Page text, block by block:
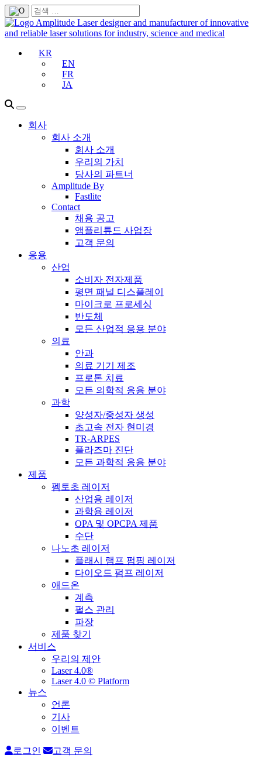
KR
EN
FR
JA
회사
회사 소개
회사 소개
우리의 가치
당사의 파트너
Amplitude By
Fastlite
Contact
채용 공고
앰플리튜드 사업장
고객 문의
응용
산업
소비자 전자제품
평면 패널 디스플레이
마이크로 프로세싱
반도체
모든 산업적 응용 분야
의료
안과
의료 기기 제조
프로톤 치료
모든 의학적 응용 분야
과학
양성자/중성자 생성
초고속 전자 현미경
TR-ARPES
플라즈마 진단
모든 과학적 응용 분야
제품
펨토초 레이저
산업용 레이저
과학용 레이저
OPA 및 OPCPA 제품
수단
나노초 레이저
플래시 램프 펌핑 레이저
다이오드 펌프 레이저
애드온
계측
펄스 관리
파장
제품 찾기
서비스
우리의 제안
Laser 4.0®
Laser 4.0 © Platform
뉴스
언론
기사
이벤트
로그인 고객 문의